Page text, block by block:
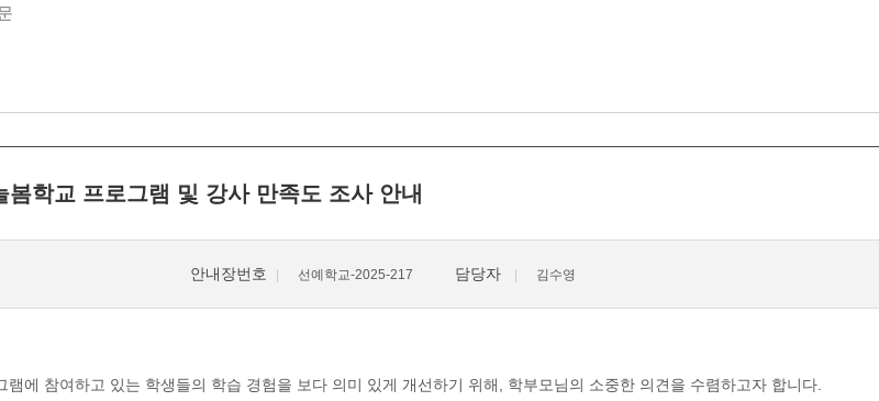
봄학교 프로그램 및 강사 만족도 조사 안내
안내장번호 선예학교-2025-217 담당자 김수영
램에 참여하고 있는 학생들의 학습 경험을 보다 의미 있게 개선하기 위해, 학부모님의 소중한 의견을 수렴하고자 합니다.